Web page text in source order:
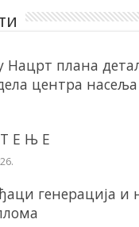
Нацрт плана
центра
Е Њ Е
генерација и